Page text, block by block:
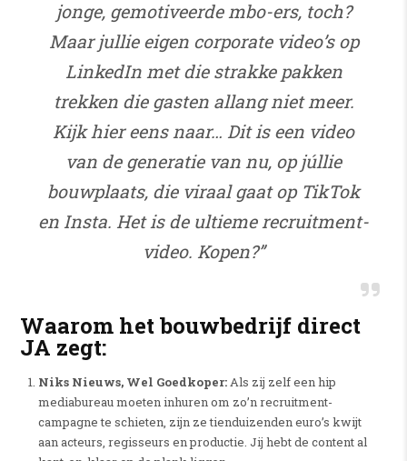
jonge, gemotiveerde mbo-ers, toch?
Maar jullie eigen corporate video’s op
LinkedIn met die strakke pakken
trekken die gasten allang niet meer.
Kijk hier eens naar… Dit is een video
van de generatie van nu, op júllie
bouwplaats, die viraal gaat op TikTok
en Insta. Het is de ultieme recruitment-
video. Kopen?”
Waarom het bouwbedrijf direct
JA zegt:
Niks Nieuws, Wel Goedkoper:Als zij zelf een hip
mediabureau moeten inhuren om zo’n recruitment-
campagne te schieten, zijn ze tienduizenden euro’s kwijt
aan acteurs, regisseurs en productie. Jij hebt de content al